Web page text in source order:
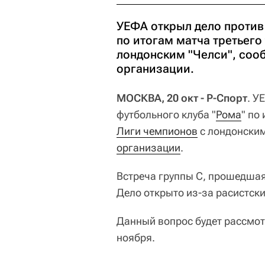
УЕФА открыл дело
по итогам матча
лондонским "Челси",
организации.
МОСКВА, 20 окт - Р-Спорт.
футбольного клуба "Рома" по
Лиги чемпионов с
организации.
Встреча группы С,
Дело открыто из-за
Данный вопрос будет
ноября.